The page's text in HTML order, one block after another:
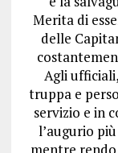
Merita di
delle
Agli
truppa e
servizio e in
l’augurio